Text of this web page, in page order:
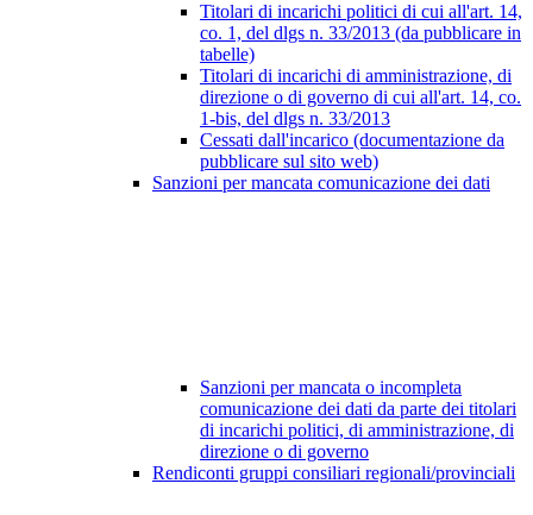
Titolari di incarichi politici di cui all'art. 14,
co. 1, del dlgs n. 33/2013 (da pubblicare in
tabelle)
Titolari di incarichi di amministrazione, di
direzione o di governo di cui all'art. 14, co.
1-bis, del dlgs n. 33/2013
Cessati dall'incarico (documentazione da
pubblicare sul sito web)
Sanzioni per mancata comunicazione dei dati
Sanzioni per mancata o incompleta
comunicazione dei dati da parte dei titolari
di incarichi politici, di amministrazione, di
direzione o di governo
Rendiconti gruppi consiliari regionali/provinciali